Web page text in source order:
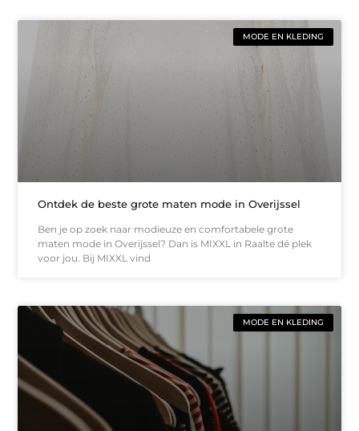
MODE EN KLEDING
Ontdek de beste grote maten mode in Overijssel
Ben je op zoek naar modieuze en comfortabele grote
maten mode in Overijssel? Dan is MIXXL in Raalte dé plek
voor jou. Bij MIXXL vind
MODE EN KLEDING